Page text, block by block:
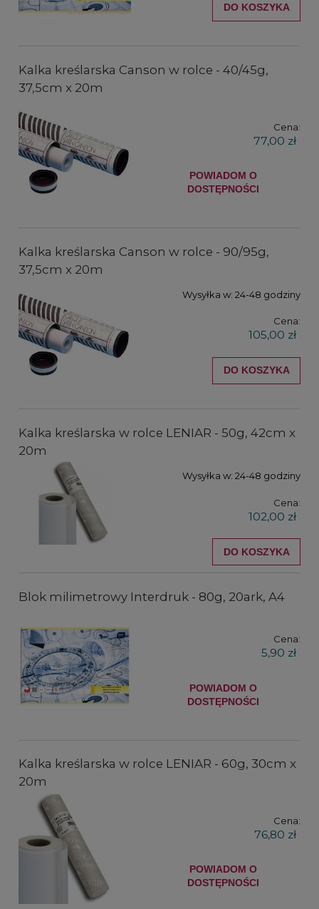
DO KOSZYKA
Kalka kreślarska Canson w rolce - 40/45g,
37,5cm x 20m
Cena:
77,00 zł
POWIADOM O
DOSTĘPNOŚCI
Kalka kreślarska Canson w rolce - 90/95g,
37,5cm x 20m
Wysyłka w: 24-48 godziny
Cena:
105,00 zł
DO KOSZYKA
Kalka kreślarska w rolce LENIAR - 50g, 42cm x
20m
Wysyłka w: 24-48 godziny
Cena:
102,00 zł
DO KOSZYKA
Blok milimetrowy Interdruk - 80g, 20ark, A4
Cena:
5,90 zł
POWIADOM O
DOSTĘPNOŚCI
Kalka kreślarska w rolce LENIAR - 60g, 30cm x
20m
Cena:
76,80 zł
POWIADOM O
DOSTĘPNOŚCI